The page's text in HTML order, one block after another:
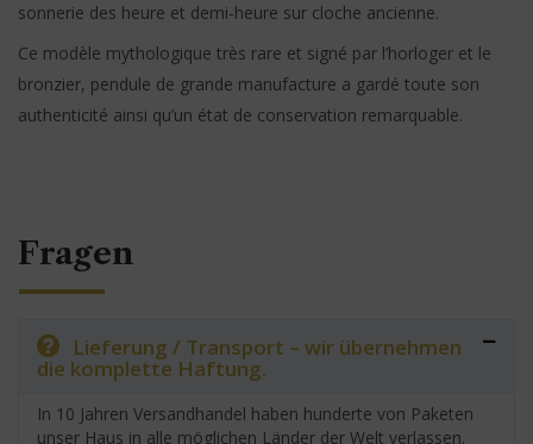
sonnerie des heure et demi-heure sur cloche ancienne.
Ce modèle mythologique très rare et signé par l’horloger et le
bronzier, pendule de grande manufacture a gardé toute son
authenticité ainsi qu’un état de conservation remarquable.
Fragen
Lieferung / Transport – wir übernehmen
die komplette Haftung.
In 10 Jahren Versandhandel haben hunderte von Paketen
unser Haus in alle möglichen Länder der Welt verlassen.